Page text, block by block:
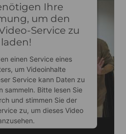
Ihre
um den
Service zu
laden!
einen Service eines
um Videoinhalte
Service kann Daten zu
sammeln. Bitte lesen Sie
und stimmen Sie der
zu, um dieses Video